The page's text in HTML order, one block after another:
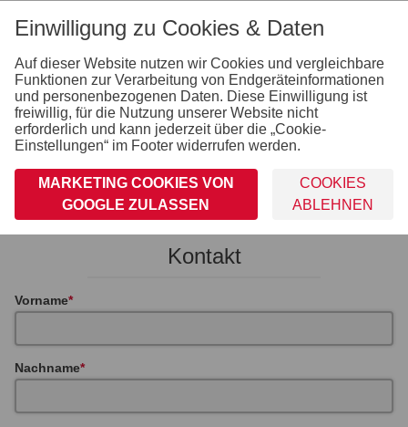
Windenstand und Seilwinde
begehbare Stahlblech-Kotflügel für das einfache Auf-
und Absteigen
Fahrgestell und Rahmen
V-Deichsel
mit Teleksopkurbelstützen
Geschweißter und feuerverzinkter Grundrahmen
Kippbrücken aus massiven, geschweißten und
feuerverzinkten Stahlprofilen
inkl. Stützrad
Kontakt
Vorname
Nachname
Einwilligung zu Cookies & Daten
Auf dieser Website nutzen wir Cookies und vergleichbare
Funktionen zur Verarbeitung von Endgeräteinformationen
und personenbezogenen Daten. Diese Einwilligung ist
freiwillig, für die Nutzung unserer Website nicht
erforderlich und kann jederzeit über die „Cookie-
Einstellungen“ im Footer widerrufen werden.
MARKETING COOKIES VON
GOOGLE ZULASSEN
COOKIES
ABLEHNEN